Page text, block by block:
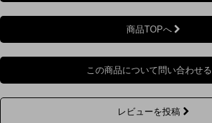
商品TOPへ
この商品について問い合わせる
レビューを投稿